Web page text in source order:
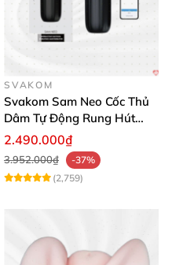
SVAKOM
Svakom Sam Neo Cốc Thủ
Dâm Tự Động Rung Hút
App Điều Khiển Xa
2.490.000₫
3.952.000₫
-37%
(2,759)